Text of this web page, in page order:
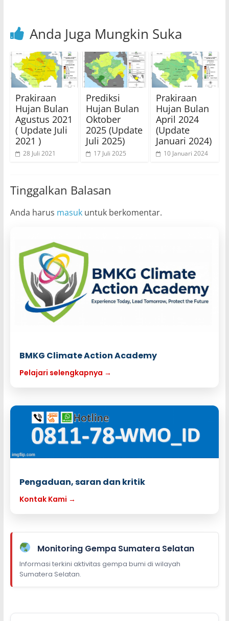
Anda Juga Mungkin Suka
Prakiraan
Hujan Bulan
Agustus 2021
( Update Juli
2021 )
28 Juli 2021
Prediksi
Hujan Bulan
Oktober
2025 (Update
Juli 2025)
17 Juli 2025
Prakiraan
Hujan Bulan
April 2024
(Update
Januari 2024)
10 Januari 2024
Tinggalkan Balasan
Anda harus masukuntuk berkomentar.
BMKG Climate Action Academy
Pelajari selengkapnya →
Pengaduan, saran dan kritik
Kontak Kami →
Monitoring Gempa Sumatera Selatan
Informasi terkini aktivitas gempa bumi di wilayah
Sumatera Selatan.